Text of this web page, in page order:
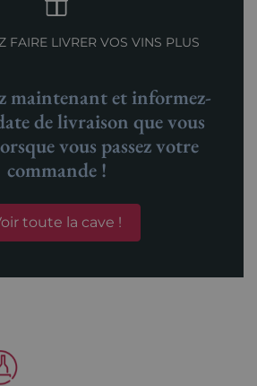
FAIRE LIVRER VOS VINS PLUS
maintenant et informez-
de livraison que vous
vous passez votre
commande !
toute la cave !